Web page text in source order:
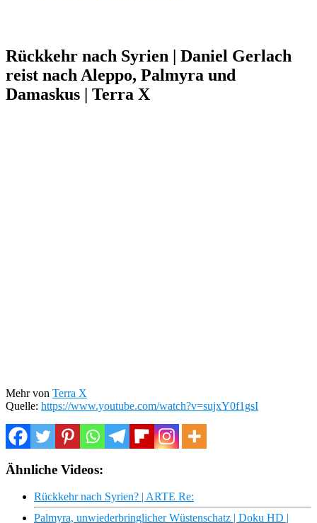
Rückkehr nach Syrien | Daniel Gerlach
reist nach Aleppo, Palmyra und
Damaskus | Terra X
Mehr von Terra X
Quelle: https://www.youtube.com/watch?v=sujxY0f1gsI
Ähnliche Videos:
Rückkehr nach Syrien? | ARTE Re:
Palmyra, unwiederbringlicher Wüstenschatz | Doku HD |